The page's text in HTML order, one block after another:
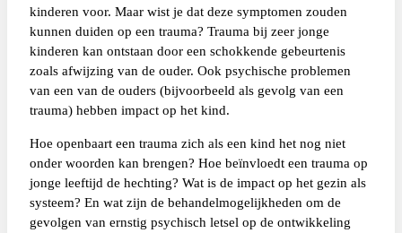
kinderen voor. Maar wist je dat deze symptomen zouden
kunnen duiden op een trauma? Trauma bij zeer jonge
kinderen kan ontstaan door een schokkende gebeurtenis
zoals afwijzing van de ouder. Ook psychische problemen
van een van de ouders (bijvoorbeeld als gevolg van een
trauma) hebben impact op het kind.
Hoe openbaart een trauma zich als een kind het nog niet
onder woorden kan brengen? Hoe beïnvloedt een trauma op
jonge leeftijd de hechting? Wat is de impact op het gezin als
systeem? En wat zijn de behandelmogelijkheden om de
gevolgen van ernstig psychisch letsel op de ontwikkeling